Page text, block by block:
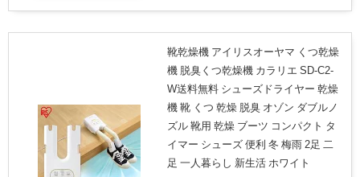
靴乾燥機 アイリスオーヤマ くつ乾燥
機 脱臭くつ乾燥機 カラリエ SD-C2-
W送料無料 シューズドライヤー 乾燥
機 靴 くつ 乾燥 脱臭 オゾン ダブルノ
ズル 靴用 乾燥 ブーツ コンパクト タ
イマー シューズ 便利 冬 梅雨 2足 二
足 一人暮らし 新生活 ホワイト